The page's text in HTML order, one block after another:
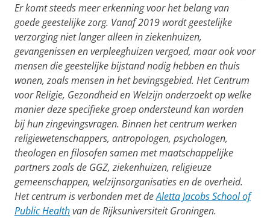
Er komt steeds meer erkenning voor het belang van
goede geestelijke zorg. Vanaf 2019 wordt geestelijke
verzorging niet langer alleen in ziekenhuizen,
gevangenissen en verpleeghuizen vergoed, maar ook voor
mensen die geestelijke bijstand nodig hebben en thuis
wonen, zoals mensen in het bevingsgebied. Het Centrum
voor Religie, Gezondheid en Welzijn onderzoekt op welke
manier deze specifieke groep ondersteund kan worden
bij hun zingevingsvragen. Binnen het centrum werken
religiewetenschappers, antropologen, psychologen,
theologen en filosofen samen met maatschappelijke
partners zoals de GGZ, ziekenhuizen, religieuze
gemeenschappen, welzijnsorganisaties en de overheid.
Het centrum is verbonden met deAletta Jacobs School of
Public Healthvan de Rijksuniversiteit Groningen.